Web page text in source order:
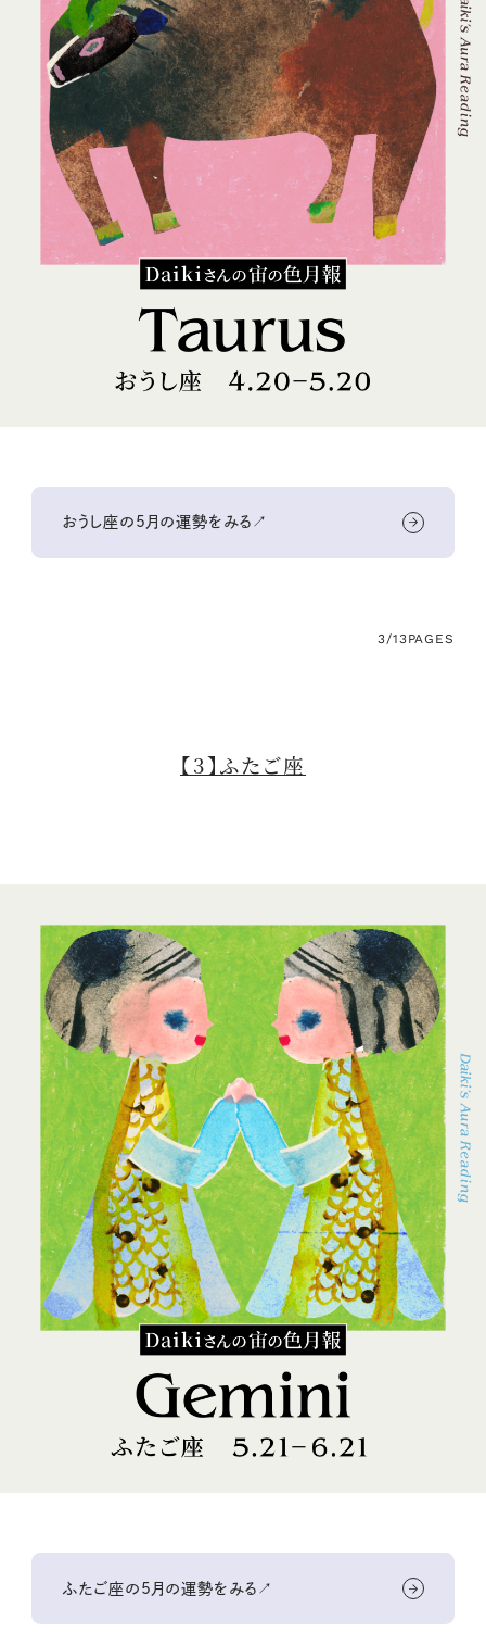
おうし座の5月の運勢をみる↗
3/13PAGES
【3】ふたご座
ふたご座の5月の運勢をみる↗